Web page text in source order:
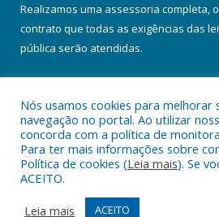
Realizamos uma assessoria completa,
contrato que todas as exigências das
pública serão atendidas.
Todos os direitos reservados a
Mapa do Site
Acessar Área
Nós usamos cookies para melhorar
navegação no portal. Ao utilizar
concorda com a política de
Para ter mais informações sobre
Política de cookies (Leia mais). Se
ACEITO.
Leia mais
ACEITO